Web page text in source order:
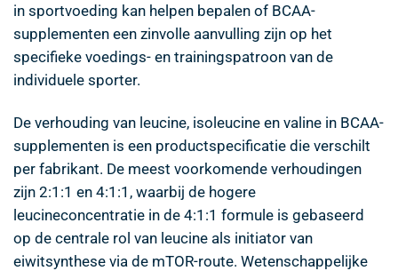
in sportvoeding kan helpen bepalen of BCAA-
supplementen een zinvolle aanvulling zijn op het
specifieke voedings- en trainingspatroon van de
individuele sporter.
De verhouding van leucine, isoleucine en valine in BCAA-
supplementen is een productspecificatie die verschilt
per fabrikant. De meest voorkomende verhoudingen
zijn 2:1:1 en 4:1:1, waarbij de hogere
leucineconcentratie in de 4:1:1 formule is gebaseerd
op de centrale rol van leucine als initiator van
eiwitsynthese via de mTOR-route. Wetenschappelijke